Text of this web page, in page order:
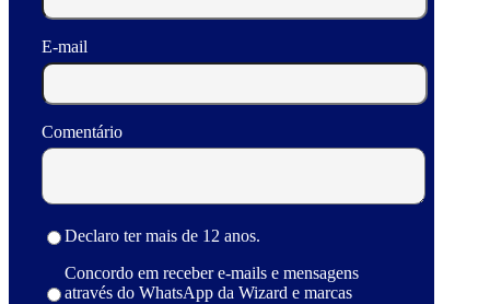
E-mail
Comentário
Declaro ter mais de 12 anos.
Concordo em receber e-mails e mensagens
através do WhatsApp da Wizard e marcas